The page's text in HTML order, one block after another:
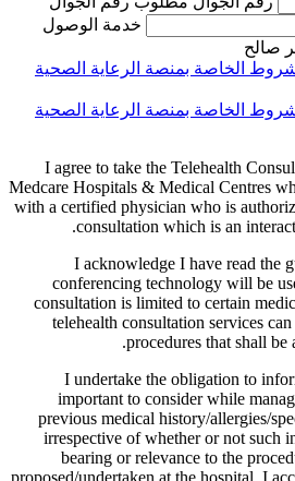
خدمة الوصول
صالح
الخاصة بمنصة الرعاية الصحية
الخاصة بمنصة الرعاية الصحية
I agree to take the Telehealth
Medcare Hospitals & Medical Centres
with a certified physician who is
consultation which is an
I acknowledge I have read the
conferencing technology will be
consultation is limited to certain
telehealth consultation services
procedures that shall be
I undertake the obligation to
important to consider while
previous medical history/allergies/
irrespective of whether or not such
bearing or relevance to the
proposed/undertaken at the hospital. I